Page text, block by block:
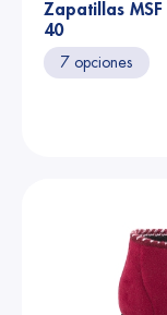
Zapatillas
40
7 opciones